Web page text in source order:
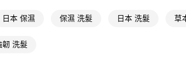
日本 保濕 保濕 洗髮 日本 洗髮 草
韌 洗髮